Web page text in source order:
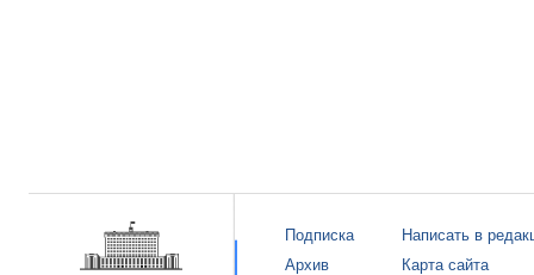
Подписка
Архив
Написать в
Карта сайта